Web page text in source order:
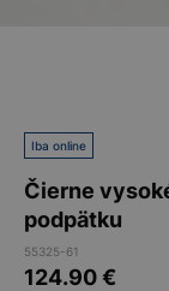
Iba online
Čierne
podpätku
55325-61
124.90€